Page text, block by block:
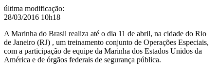
última modificação:
28/03/2016 10h18
A Marinha do Brasil realiza até o dia 11 de abril, na cidade do Rio
de Janeiro (RJ) , um treinamento conjunto de Operações Especiais,
com a participação de equipe da Marinha dos Estados Unidos da
América e de órgãos federais de segurança pública.